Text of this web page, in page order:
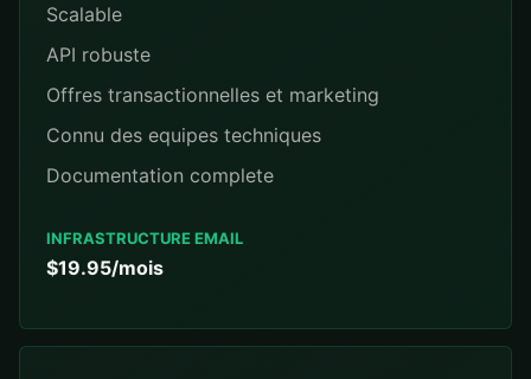
Scalable
API robuste
Offres transactionnelles et marketing
Connu des equipes techniques
Documentation complete
INFRASTRUCTURE EMAIL
$19.95/mois